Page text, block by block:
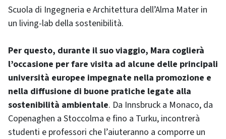
Scuola di Ingegneria e Architettura dell’Alma Mater in
un living-lab della sostenibilità.
Per questo, durante il suo viaggio, Mara coglierà
l’occasione per fare visita ad alcune delle principali
università europee impegnate nella promozione e
nella diffusione di buone pratiche legate alla
sostenibilità ambientale. Da Innsbruck a Monaco, da
Copenaghen a Stoccolma e fino a Turku, incontrerà
studenti e professori che l’aiuteranno a comporre un